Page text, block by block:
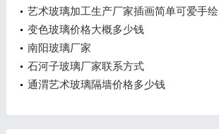
艺术玻璃加工生产厂家插画简单可爱手绘
变色玻璃价格大概多少钱
南阳玻璃厂家
石河子玻璃厂家联系方式
通渭艺术玻璃隔墙价格多少钱